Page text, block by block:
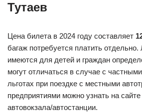
Тутаев
Цена билета в 2024 году составляет
багаж потребуется платить отдельно.
имеются для детей и граждан
могут отличаться в случае с
льготах при поездке с местными
предприятиями можно узнать на
автовокзала/автостанции.